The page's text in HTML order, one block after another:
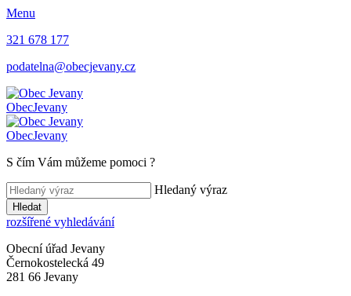
Menu
321 678 177
podatelna@obecjevany.cz
ObecJevany
ObecJevany
S čím Vám můžeme pomoci ?
Hledaný výraz
Hledat
rozšířené vyhledávání
Obecní úřad Jevany
Černokostelecká 49
281 66 Jevany